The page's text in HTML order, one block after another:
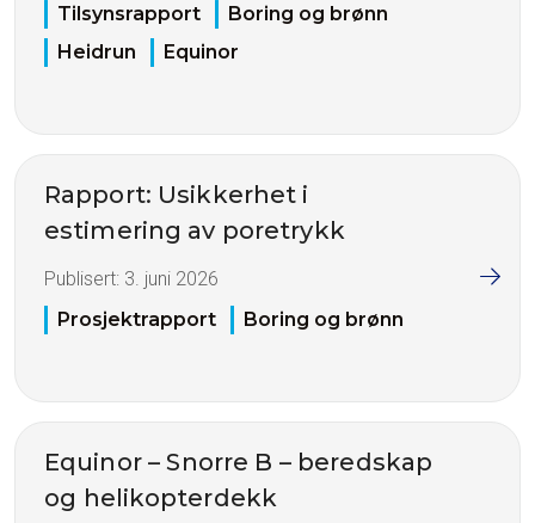
Tilsynsrapport
Boring og brønn
Heidrun
Equinor
Rapport: Usikkerhet i
estimering av poretrykk
Publisert: 3. juni 2026
Prosjektrapport
Boring og brønn
Equinor – Snorre B – beredskap
og helikopterdekk